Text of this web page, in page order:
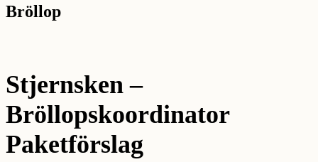
Bröllop
Stjernsken –
Bröllopskoordinator
Paketförslag